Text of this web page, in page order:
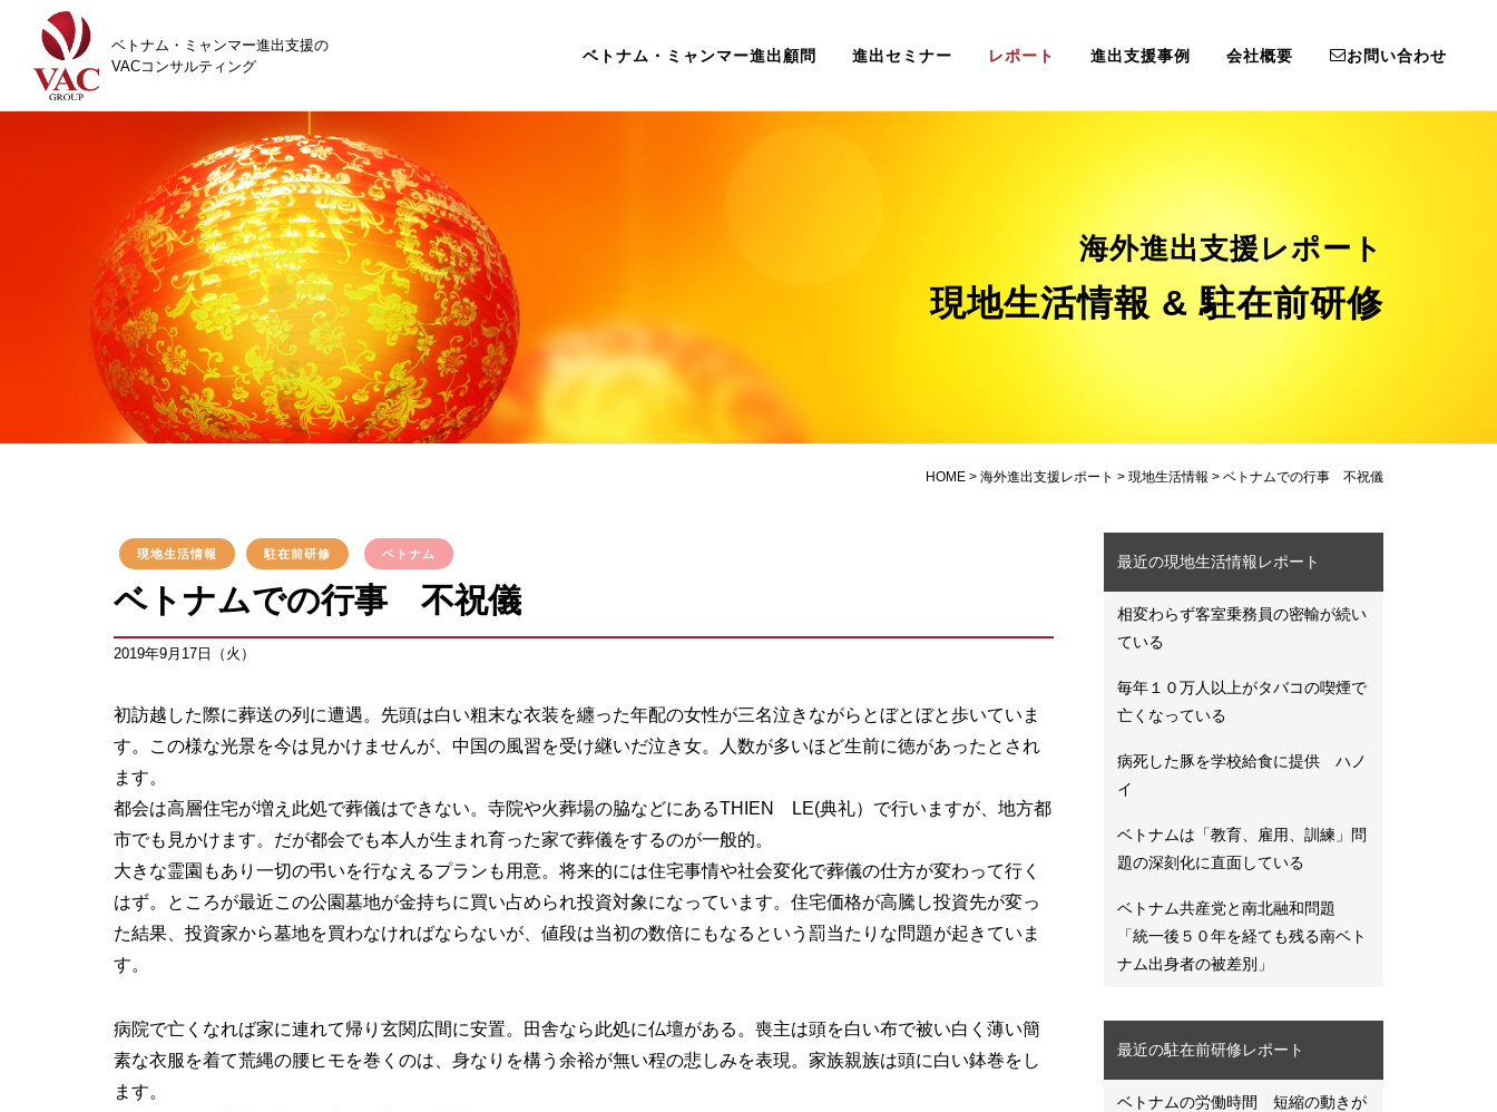
ベトナム・ミャンマー進出支援の
VACコンサルティング
ベトナム・ミャンマー進出顧問 進出セミナー レポート 進出支援事例 会社概要 お問い合わせ
海外進出支援レポート
現地生活情報 & 駐在前研修
HOME > 海外進出支援レポート > 現地生活情報 > ベトナムでの行事 不祝儀
現地生活情報 駐在前研修 ベトナム
ベトナムでの行事 不祝儀
2019年9月17日（火）
初訪越した際に葬送の列に遭遇。先頭は白い粗末な衣装を纏った年配の女性が三名泣きながらとぼとぼと歩いていま
す。この様な光景を今は見かけませんが、中国の風習を受け継いだ泣き女。人数が多いほど生前に徳があったとされ
ます。
都会は高層住宅が増え此処で葬儀はできない。寺院や火葬場の脇などにあるTHIEN LE(典礼）で行いますが、地方都
市でも見かけます。だが都会でも本人が生まれ育った家で葬儀をするのが一般的。
大きな霊園もあり一切の弔いを行なえるプランも用意。将来的には住宅事情や社会変化で葬儀の仕方が変わって行く
はず。ところが最近この公園墓地が金持ちに買い占められ投資対象になっています。住宅価格が高騰し投資先が変っ
た結果、投資家から墓地を買わなければならないが、値段は当初の数倍にもなるという罰当たりな問題が起きていま
す。
病院で亡くなれば家に連れて帰り玄関広間に安置。田舎なら此処に仏壇がある。喪主は頭を白い布で被い白く薄い簡
素な衣服を着て荒縄の腰ヒモを巻くのは、身なりを構う余裕が無い程の悲しみを表現。家族親族は頭に白い鉢巻をし
ます。
最近の現地生活情報レポート
相変わらず客室乗務員の密輸が続い
ている
毎年１０万人以上がタバコの喫煙で
亡くなっている
病死した豚を学校給食に提供 ハノ
イ
ベトナムは「教育、雇用、訓練」問
題の深刻化に直面している
ベトナム共産党と南北融和問題
「統一後５０年を経ても残る南ベト
ナム出身者の被差別」
最近の駐在前研修レポート
ベトナムの労働時間 短縮の動きが